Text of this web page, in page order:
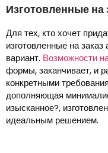
Изготовленные
Для тех, кто хочет
изготовленные на
вариант. Возможности
формы, заканчивает, и
конкретными
дополняющая
изысканное?,
идеальным решением.